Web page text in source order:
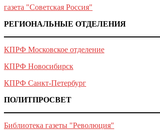
газета "Советская Россия"
РЕГИОНАЛЬНЫЕ ОТДЕЛЕНИЯ
КПРФ Московское отделение
КПРФ Новосибирск
КПРФ Санкт-Петербург
ПОЛИТПРОСВЕТ
Библиотека газеты "Революция"